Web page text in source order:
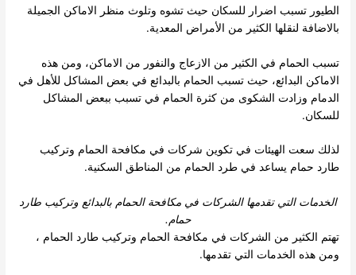
الطيور تسبب اضرار للسكان حيث تشوه وتلوث منظر الاماكن الجميلة
بالاضافة لنقلها الكثير من الأمراض المعدية.
تسبب الحمام في الكثير من الازعاج والنفور من الاماكن، ومن هذه
الاماكن البدائع، حيث تسبب الحمام بالبدائع في بعض المشاكل للأهل في
الدمام وزادت الشكوى من كثرة الحمام في تسبب ببعض المشاكل
للسكان.
لذلك سعت الهيئات في تكوين شركات في مكافحة الحمام وتركيب
طارد حمام يساعد في طرد الحمام من المناطق السكنية.
الخدمات التي تقدمها الشركات في مكافحة الحمام بالبدائع وتركيب طارد
حمام.
تهتم الكثير من الشركات في مكافحة الحمام وتركيب طارد الحمام ،
ومن هذه الخدمات التي تقدمها.